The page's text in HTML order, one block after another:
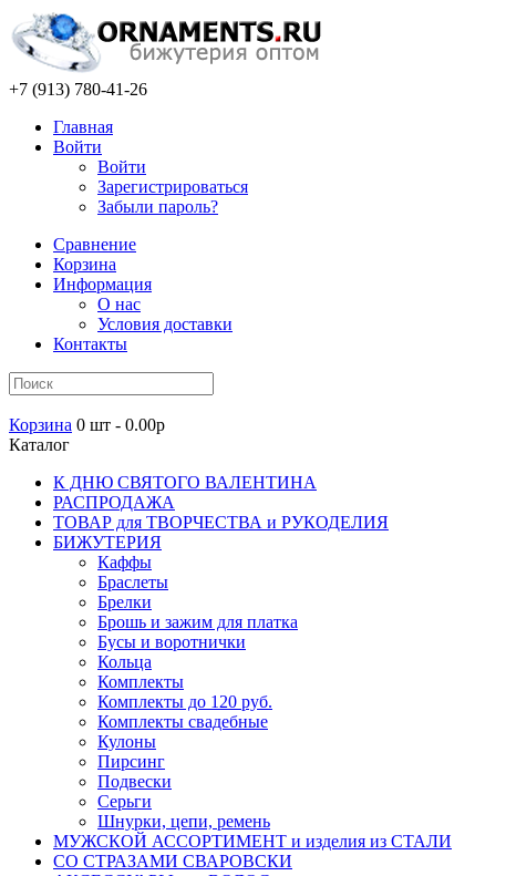
+7 (913) 780-41-26
Главная
Войти
Войти
Зарегистрироваться
Забыли пароль?
Сравнение
Корзина
Информация
О нас
Условия доставки
Контакты
Корзина 0 шт - 0.00р
Каталог
К ДНЮ СВЯТОГО ВАЛЕНТИНА
РАСПРОДАЖА
ТОВАР для ТВОРЧЕСТВА и РУКОДЕЛИЯ
БИЖУТЕРИЯ
Каффы
Браслеты
Брелки
Брошь и зажим для платка
Бусы и воротнички
Кольца
Комплекты
Комплекты до 120 руб.
Комплекты свадебные
Кулоны
Пирсинг
Подвески
Серьги
Шнурки, цепи, ремень
МУЖСКОЙ АССОРТИМЕНТ и изделия из СТАЛИ
СО СТРАЗАМИ СВАРОВСКИ